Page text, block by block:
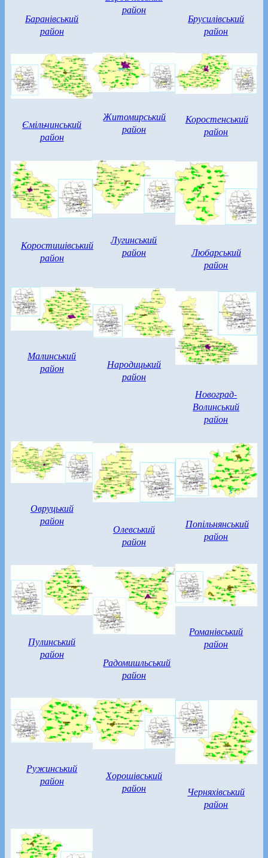
Баранівський
район
район
Брусилівський
район
Ємільчинський
район
Житомирський
район
Коростенський
район
Коростишівський
район
Лугинський
район
Любарський
район
Малинський
район
Народицький
район
Новоград-
Волинський
район
Овруцький
район
Олевський
район
Попільнянський
район
Пулинський
район
Радомишльський
район
Романівський
район
Ружинський
район
Хорошівський
район
Черняхівський
район